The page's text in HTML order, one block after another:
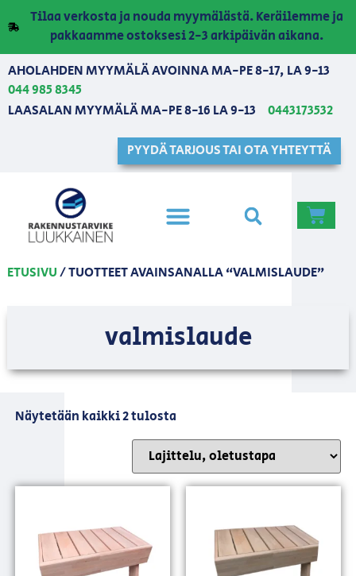
Tilaa verkosta ja nouda myymälästä. Keräilemme ja
pakkaamme ostoksesi 2-3 arkipäivän aikana.
AHOLAHDEN MYYMÄLÄ AVOINNA MA-PE 8-17, LA 9-13
044 985 8345
LAASALAN MYYMÄLÄ MA-PE 8-16 LA 9-13
0443173532
PYYDÄ TARJOUS TAI OTA YHTEYTTÄ
ETUSIVU/ TUOTTEET AVAINSANALLA “VALMISLAUDE”
valmislaude
Näytetään kaikki 2 tulosta